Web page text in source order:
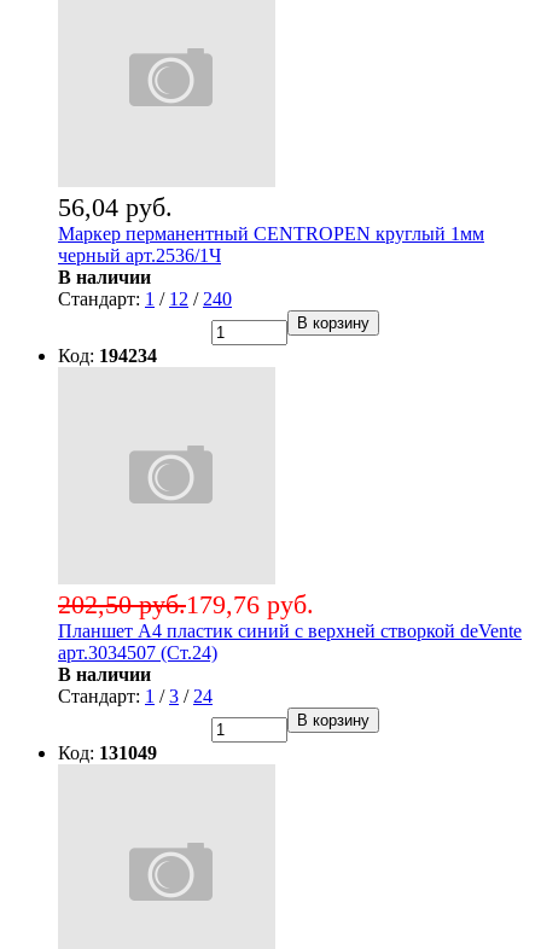
56,04 руб.
Маркер перманентный CENTROPEN круглый 1мм
черный арт.2536/1Ч
В наличии
Стандарт: 1 / 12 / 240
В корзину
Код: 194234
179,76 руб.
202,50 руб.
Планшет А4 пластик синий с верхней створкой deVente
арт.3034507 (Ст.24)
В наличии
Стандарт: 1 /3 / 24
В корзину
Код: 131049